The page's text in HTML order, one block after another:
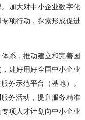
加大对中小企业数字化
项行动，探索形成促进
系，推动建立和完善国
建好用好全国中小企业
务示范平台（基地）。
务活动，提升服务精准
项人才计划向中小企业